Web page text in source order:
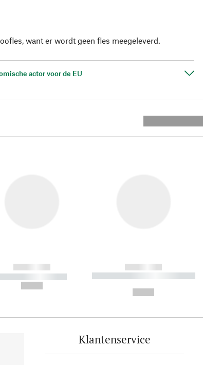
want er wordt geen fles meegeleverd.
actor voor de EU
------------
-----------
------------
----------- ----------- ----------
Klantenservice